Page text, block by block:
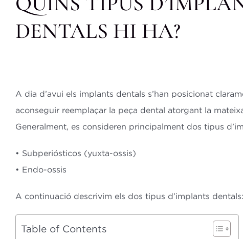
DENTALS HI HA?
A dia d’avui els implants dentals s’han posicionat
aconseguir reemplaçar la peça dental atorgant la
Generalment, es consideren principalment dos tipus
• Subperiósticos (yuxta-ossis)
• Endo-ossis
A continuació descrivim els dos tipus d’implants dentals:
Table of Contents